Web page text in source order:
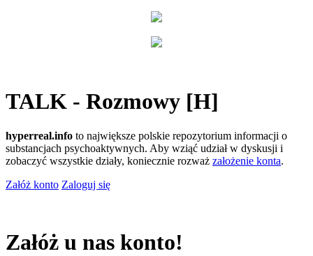
TALK - Rozmowy [H]
hyperreal.info to największe polskie repozytorium informacji o
substancjach psychoaktywnych. Aby wziąć udział w dyskusji i
zobaczyć wszystkie działy, koniecznie rozważ założenie konta.
Załóż konto Zaloguj się
Załóż u nas konto!